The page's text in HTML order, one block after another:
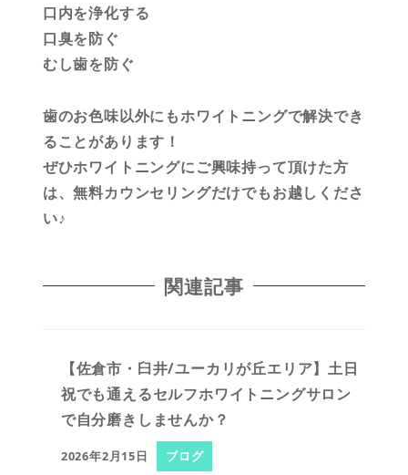
口内を浄化する
口臭を防ぐ
むし歯を防ぐ
歯のお色味以外にもホワイトニングで解決でき
ることがあります！
ぜひホワイトニングにご興味持って頂けた方
は、無料カウンセリングだけでもお越しくださ
い♪
関連記事
【佐倉市・臼井/ユーカリが丘エリア】土日
祝でも通えるセルフホワイトニングサロン
で自分磨きしませんか？
2026年2月15日 ブログ